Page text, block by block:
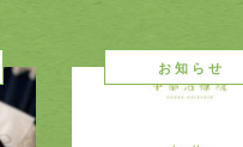
お知らせ